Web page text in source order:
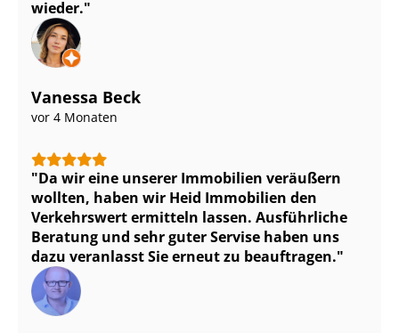
wieder.
Vanessa Beck
vor 4 Monaten
Da wir eine unserer Immobilien veräußern
wollten, haben wir Heid Immobilien den
Verkehrswert ermitteln lassen. Ausführliche
Beratung und sehr guter Servise haben uns
dazu veranlasst Sie erneut zu beauftragen.